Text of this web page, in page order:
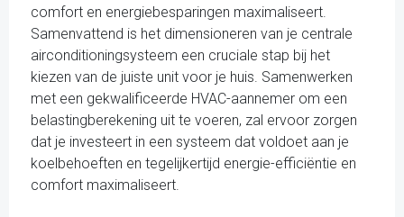
comfort en energiebesparingen maximaliseert.
Samenvattend is het dimensioneren van je centrale
airconditioningsysteem een cruciale stap bij het
kiezen van de juiste unit voor je huis. Samenwerken
met een gekwalificeerde HVAC-aannemer om een
belastingberekening uit te voeren, zal ervoor zorgen
dat je investeert in een systeem dat voldoet aan je
koelbehoeften en tegelijkertijd energie-efficiëntie en
comfort maximaliseert.